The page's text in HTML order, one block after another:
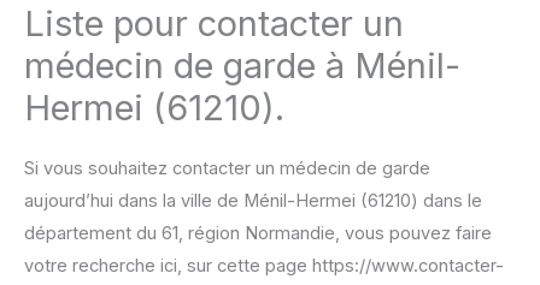
Liste pour contacter un
médecin de garde à Ménil-
Hermei (61210).
Si vous souhaitez contacter un médecin de garde
aujourd’hui dans la ville de Ménil-Hermei (61210) dans le
département du 61, région Normandie, vous pouvez faire
votre recherche ici, sur cette page https://www.contacter-